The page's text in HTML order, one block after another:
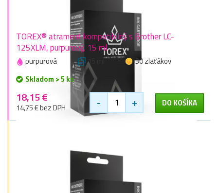
TOREX® atrament kompatibilný s Brother LC-
125XLM, purpurový, 15 ml
purpurová 15 ml
30 zlaťákov
Skladom > 5 ks
18,15 €
14,75 € bez DPH - + DO KOŠÍKA